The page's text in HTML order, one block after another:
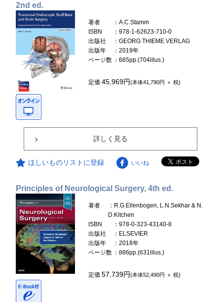
2nd ed.
著者
：A.C.Stamm
ISBN
：978-1-62623-710-0
出版社
：GEORG THIEME VERLAG
出版年
：2019年
ページ数 ：665pp.(704illus.)
定価45,969円(本体41,790円 ＋ 税)
詳しく見る
ほしいものリストに登録 いいね
Principles of Neurological Surgery, 4th ed.
著者
：R.G.Ellenbogen, L.N.Sekhar & N.
D.Kitchen
ISBN
：978-0-323-43140-8
出版社
：ELSEVIER
出版年
：2018年
ページ数 ：886pp.(631illus.)
定価57,739円(本体52,490円 ＋ 税)